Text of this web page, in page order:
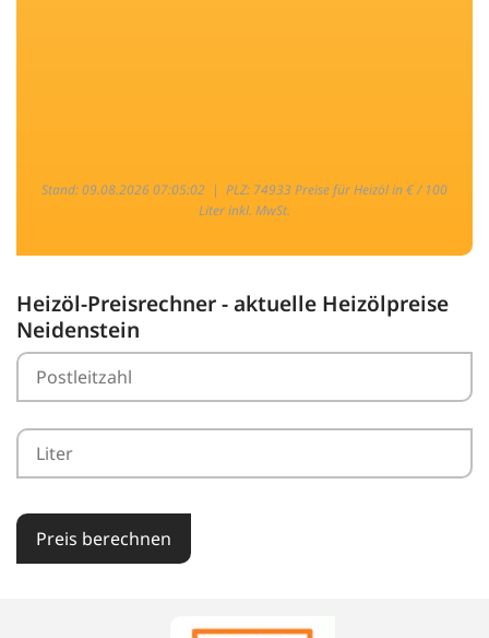
Stand: 09.08.2026 07:05:02 | PLZ: 74933 Preise für Heizöl in € / 100
Liter inkl. MwSt.
Heizöl-Preisrechner - aktuelle Heizölpreise
Neidenstein
Preis berechnen